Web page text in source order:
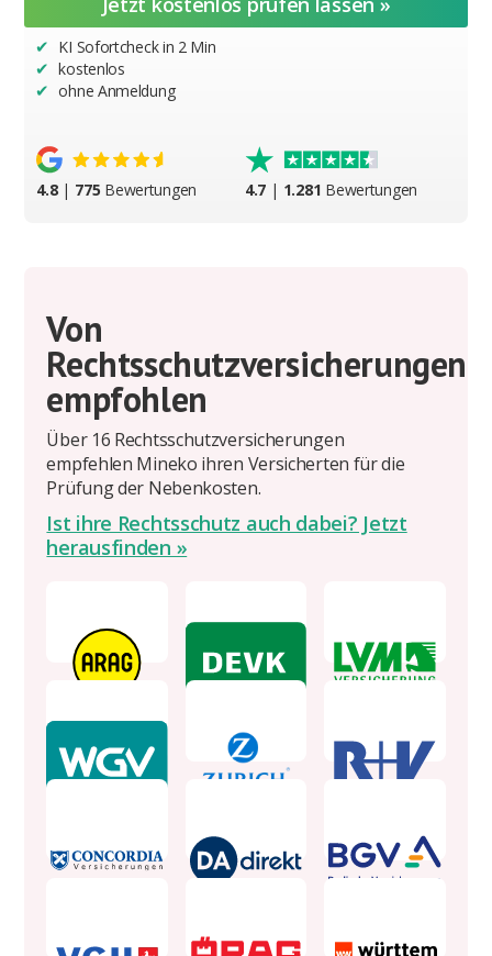
✔︎ KI Sofortcheck in 2 Min
✔︎ kostenlos
✔︎ ohne Anmeldung
4.8 | 775 Bewertungen 4.7 | 1.281 Bewertungen
Von
Rechtsschutzversicherungen
empfohlen
Über 16 Rechtsschutzversicherungen
empfehlen Mineko ihren Versicherten für die
Prüfung der Nebenkosten.
Ist ihre Rechtsschutz auch dabei? Jetzt
herausfinden »